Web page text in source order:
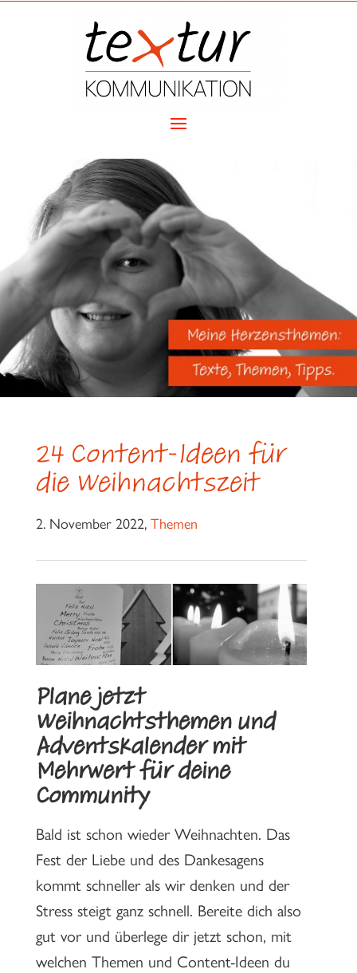
24 Content-Ideen für
die Weihnachtszeit
2. November 2022,Themen
Plane jetzt
Weihnachtsthemen und
Adventskalender mit
Mehrwert für deine
Community
Bald ist schon wieder Weihnachten. Das
Fest der Liebe und des Dankesagens
kommt schneller als wir denken und der
Stress steigt ganz schnell. Bereite dich also
gut vor und überlege dir jetzt schon, mit
welchen Themen und Content-Ideen du